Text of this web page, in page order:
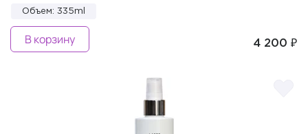
Объем: 335ml
4 200 ₽
В корзину